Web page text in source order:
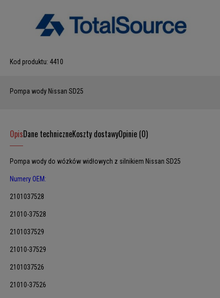
Kod produktu: 4410
Pompa wody Nissan SD25
OpisDane techniczneKoszty dostawyOpinie (0)
Pompa wody do wózków widłowych z silnikiem Nissan SD25
Numery OEM:
2101037528
21010-37528
2101037529
21010-37529
2101037526
21010-37526